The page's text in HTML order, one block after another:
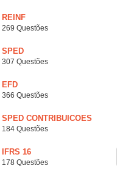
REINF
269 Questões
SPED
307 Questões
EFD
366 Questões
SPED CONTRIBUICOES
184 Questões
IFRS 16
178 Questões